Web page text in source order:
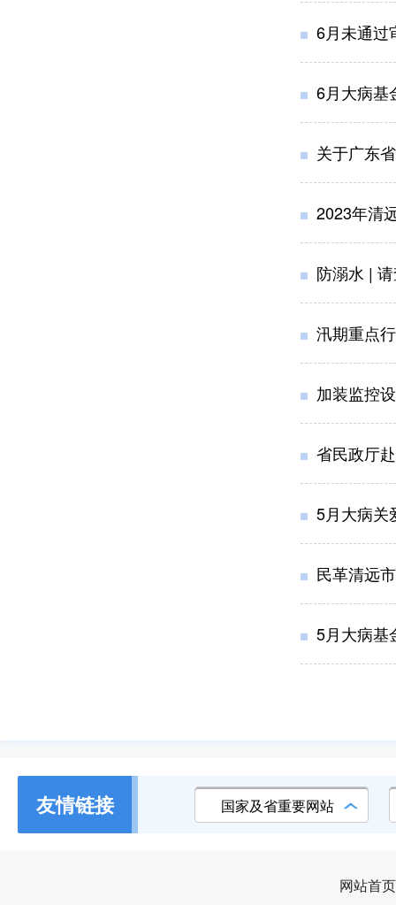
6月未通过
6月大病基
关于广东
2023年清
防溺水 |
汛期重点
加装监控
省民政厅
5月大病关
民革清远
5月大病基
友情链接 国家及省重要网站
网站首页